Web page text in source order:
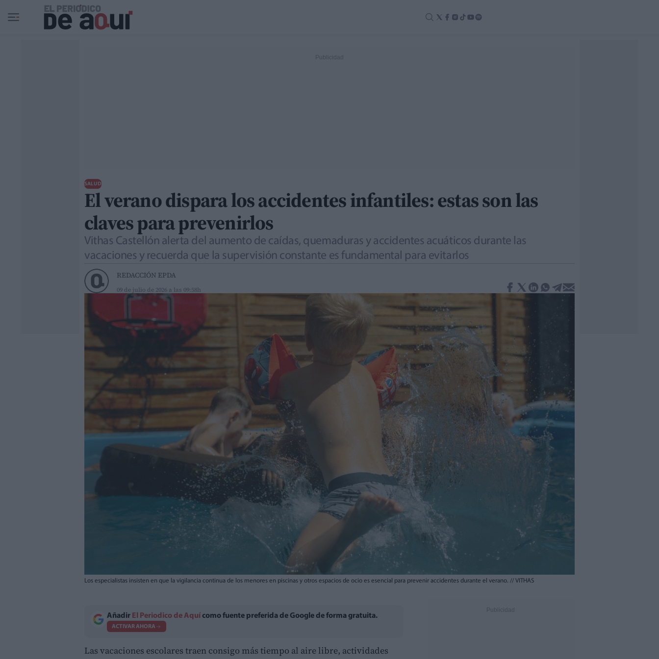
Ir al contenido principal
SALUD
El verano dispara los accidentes infantiles: estas son las
claves para prevenirlos
Vithas Castellón alerta del aumento de caídas, quemaduras y accidentes acuáticos durante las
vacaciones y recuerda que la supervisión constante es fundamental para evitarlos
REDACCIÓN EPDA
09 de julio de 2026 a las 09:58h
Los especialistas insisten en que la vigilancia continua de los menores en piscinas y otros espacios de ocio es esencial para prevenir accidentes durante el verano. // VITHAS
Añadir El Periodico de Aquí como fuente preferida de Google de forma gratuita.
ACTIVAR AHORA
Las vacaciones escolares traen consigo más tiempo al aire libre, actividades